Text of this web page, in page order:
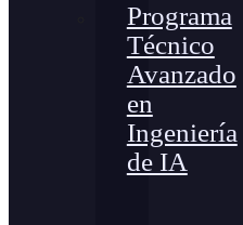
Programa
Técnico
Avanzado
en
Ingeniería
de IA